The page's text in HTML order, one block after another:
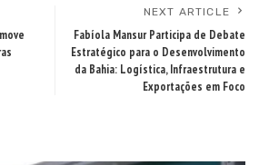
NEXT ARTICLE
Fabíola Mansur Participa de Debate
Estratégico para o Desenvolvimento
da Bahia: Logística, Infraestrutura e
Exportações em Foco